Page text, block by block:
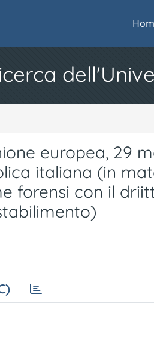
europea, 29
italiana (in
forensi con il